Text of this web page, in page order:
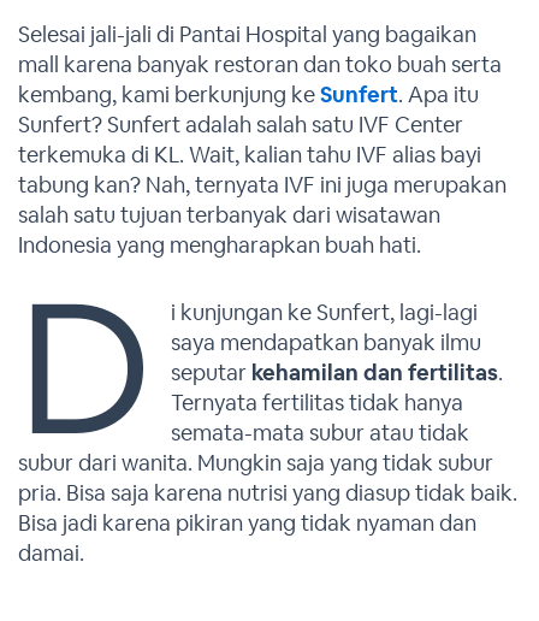
Selesai jali-jali di Pantai Hospital yang bagaikan
mall karena banyak restoran dan toko buah serta
kembang, kami berkunjung keSunfert. Apa itu
Sunfert? Sunfert adalah salah satu IVF Center
terkemuka di KL. Wait, kalian tahu IVF alias bayi
tabung kan? Nah, ternyata IVF ini juga merupakan
salah satu tujuan terbanyak dari wisatawan
Indonesia yang mengharapkan buah hati.
D
i kunjungan ke Sunfert, lagi-lagi
saya mendapatkan banyak ilmu
seputar kehamilan dan fertilitas.
Ternyata fertilitas tidak hanya
semata-mata subur atau tidak
subur dari wanita. Mungkin saja yang tidak subur
pria. Bisa saja karena nutrisi yang diasup tidak baik.
Bisa jadi karena pikiran yang tidak nyaman dan
damai.